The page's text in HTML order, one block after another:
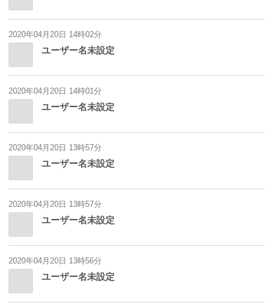
2020年04月20日 14時02分
ユーザー名未設定
2020年04月20日 14時01分
ユーザー名未設定
2020年04月20日 13時57分
ユーザー名未設定
2020年04月20日 13時57分
ユーザー名未設定
2020年04月20日 13時56分
ユーザー名未設定